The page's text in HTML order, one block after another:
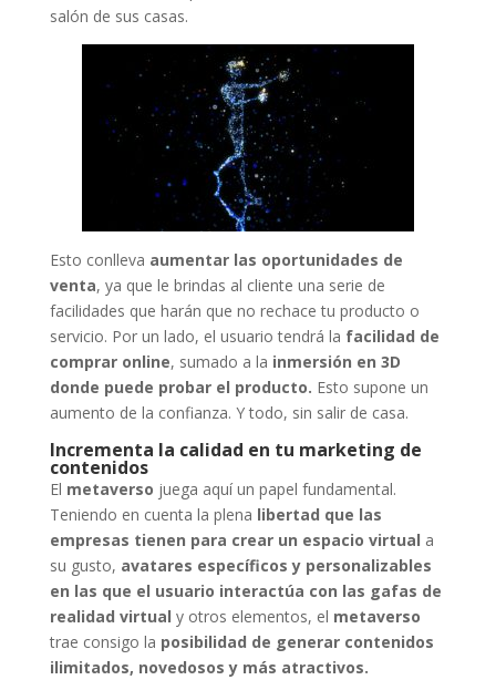
salón de sus casas.
Esto conlleva aumentar las oportunidades de
venta, ya que le brindas al cliente una serie de
facilidades que harán que no rechace tu producto o
servicio. Por un lado, el usuario tendrá la facilidad de
comprar online, sumado a la inmersión en 3D
donde puede probar el producto. Esto supone un
aumento de la confianza. Y todo, sin salir de casa.
Incrementa la calidad en tu marketing de
contenidos
El metaverso juega aquí un papel fundamental.
Teniendo en cuenta la plena libertad que las
empresas tienen para crear un espacio virtual a
su gusto, avatares específicos y personalizables
en las que el usuario interactúa con las gafas de
realidad virtual y otros elementos, el metaverso
trae consigo la posibilidad de generar contenidos
ilimitados, novedosos y más atractivos.